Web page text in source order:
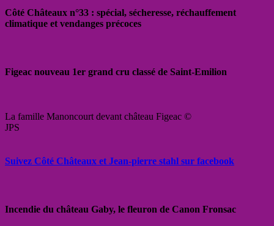
Côté Châteaux n°33 : spécial, sécheresse, réchauffement
climatique et vendanges précoces
Figeac nouveau 1er grand cru classé de Saint-Emilion
La famille Manoncourt devant château Figeac ©
JPS
Suivez Côté Châteaux et Jean-pierre stahl sur facebook
Incendie du château Gaby, le fleuron de Canon Fronsac